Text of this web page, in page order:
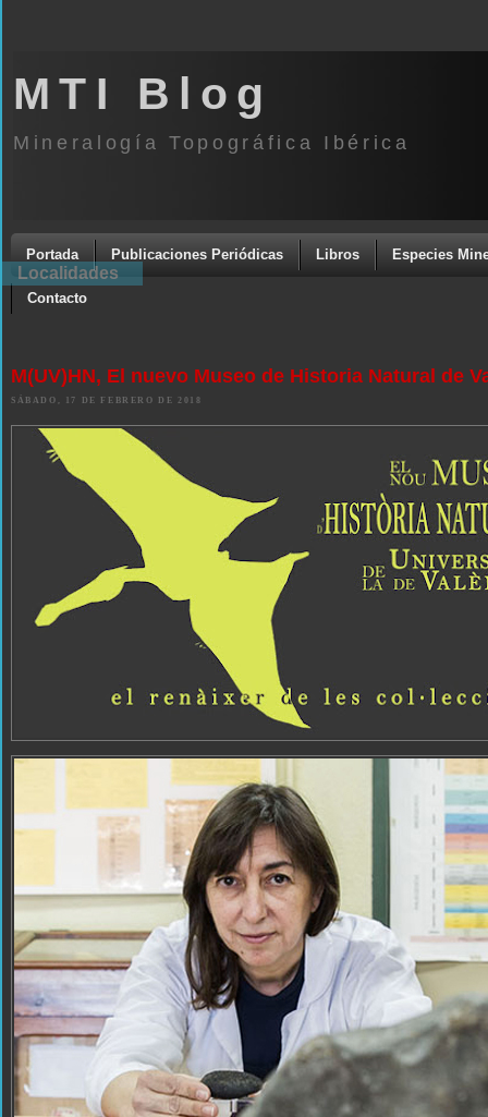
MTI Blog
Mineralogía Topográfica Ibérica
Portada Publicaciones Periódicas Libros Especies
Contacto
M(UV)HN, El nuevo Museo de Historia Natural de
SÁBADO, 17 DE FEBRERO DE 2018
Localidades